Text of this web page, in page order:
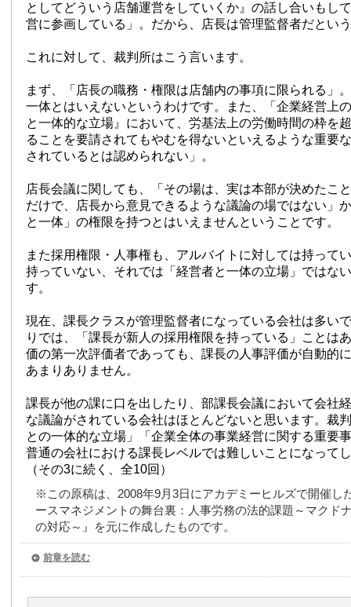
としてどういう店舗運営をしていくか』の話し合いもし
営に参画している」。だから、店長は管理監督者だとい
これに対して、裁判所はこう言います。
まず、「店長の職務・権限は店舗内の事項に限られる」
一体とはいえないというわけです。また、「企業経営上
と一体的な立場』において、労基法上の労働時間の枠を
ることを要請されてもやむを得ないといえるような重要
されているとは認められない」。
店長会議に関しても、「その場は、実は本部が決めたこ
だけで、店長から意見できるような議論の場ではない」
と一体」の権限を持つとはいえませんということです。
また採用権限・人事権も、アルバイトに対しては持って
持っていない、それでは「経営者と一体の立場」ではな
す。
現在、課長クラスが管理監督者になっている会社は多い
りでは、「課長が新人の採用権限を持っている」ことは
価の第一次評価者であっても、課長の人事評価が自動的
あまりありません。
課長が他の課に口を出したり、部課長会議において会社
な議論がされている会社はほとんどないと思います。裁
との一体的な立場」「企業全体の事業経営に関する重要
普通の会社における課長レベルでは難しいことになって
（その3に続く、全10回）
※この原稿は、2008年9月3日にアカデミーヒルズで開催し
ースマネジメントの舞台裏：人事労務の法的課題～マクド
の対応～』を元に作成したものです。
前章を読む